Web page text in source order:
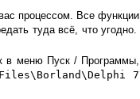
процессом. Все
туда всё, что
меню Пуск /